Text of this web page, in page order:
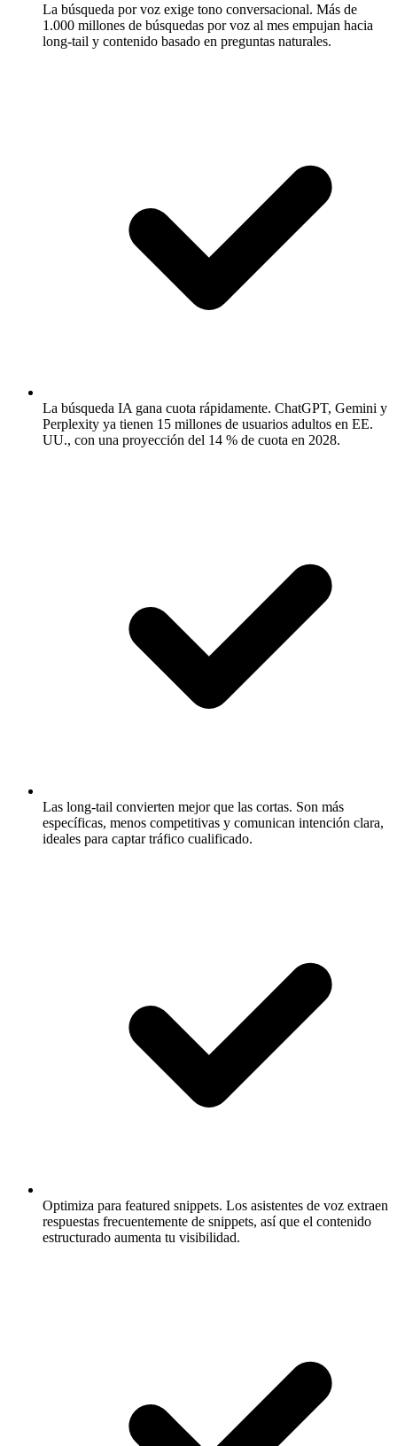
La búsqueda por voz exige tono conversacional. Más de
1.000 millones de búsquedas por voz al mes empujan hacia
long-tail y contenido basado en preguntas naturales.
La búsqueda IA gana cuota rápidamente. ChatGPT, Gemini y
Perplexity ya tienen 15 millones de usuarios adultos en EE.
UU., con una proyección del 14 % de cuota en 2028.
Las long-tail convierten mejor que las cortas. Son más
específicas, menos competitivas y comunican intención clara,
ideales para captar tráfico cualificado.
Optimiza para featured snippets. Los asistentes de voz extraen
respuestas frecuentemente de snippets, así que el contenido
estructurado aumenta tu visibilidad.